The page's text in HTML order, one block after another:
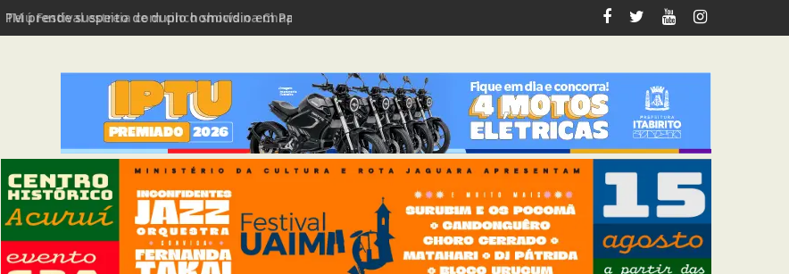
PM prende suspeito de duplo homicídio em Passagem de Mariana